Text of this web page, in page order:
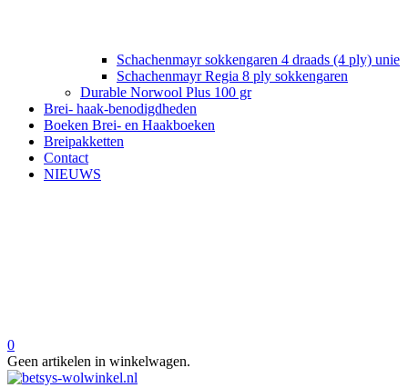
Schachenmayr sokkengaren 4 draads (4 ply) unie
Schachenmayr Regia 8 ply sokkengaren
Durable Norwool Plus 100 gr
Brei- haak-benodigdheden
Boeken Brei- en Haakboeken
Breipakketten
Contact
NIEUWS
0
Geen artikelen in winkelwagen.